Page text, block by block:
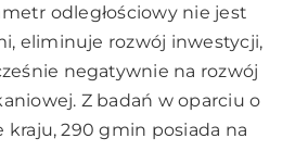
odległościowy nie jest
eliminuje rozwój inwestycji,
negatywnie na rozwój
Z badań w oparciu o
kraju, 290 gmin posiada na